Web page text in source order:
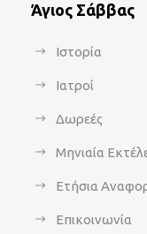
Άγιος Σάββας
Ιστορία
Ιατροί
Δωρεές
Μηνιαία
Ετήσια
Επικοινωνία